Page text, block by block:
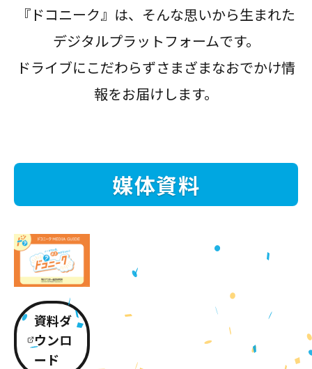
『ドコニーク』は、そんな思いから生まれた
デジタルプラットフォームです。
ドライブにこだわらずさまざまなおでかけ情
報をお届けします。
媒体資料
資料ダ
ウンロ
ード